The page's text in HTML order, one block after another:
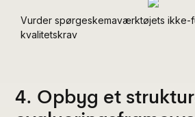
Vurder spørgeskemaværktøjets ikke-
kvalitetskrav
4. Opbyg et